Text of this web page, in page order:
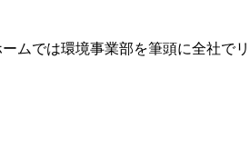
では環境事業部を筆頭に全社で